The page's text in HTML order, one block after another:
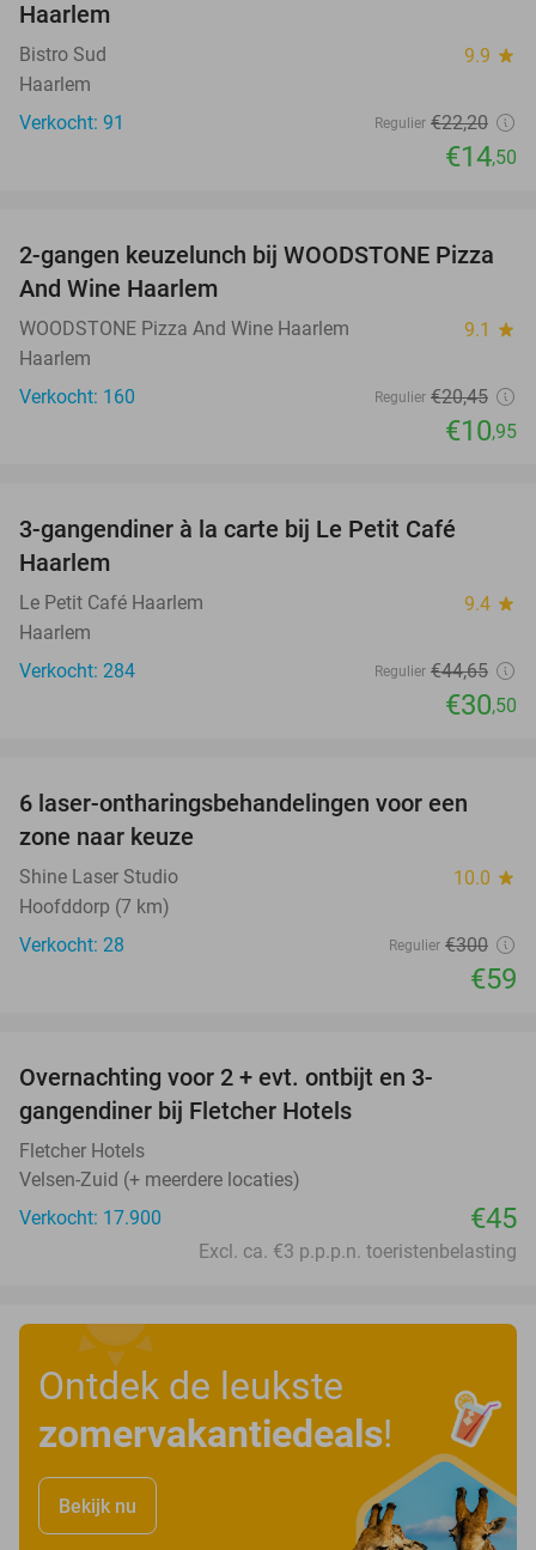
Haarlem
Bistro Sud 9.9 star
Haarlem
Verkocht: 91
Regulier €22,20
€14,50
46%
2-gangen keuzelunch bij WOODSTONE Pizza
And Wine Haarlem
WOODSTONE Pizza And Wine Haarlem 9.1 star
Haarlem
Verkocht: 160
Regulier €20,45
€10,95
3-gangendiner à la carte bij Le Petit Café
Haarlem
Le Petit Café Haarlem 9.4 star
Haarlem
Verkocht: 284
Regulier €44,65
€30,50
80%
6 laser-ontharingsbehandelingen voor een
zone naar keuze
Shine Laser Studio 10.0 star
Hoofddorp (7 km)
Verkocht: 28
Regulier €300
€59
Overnachting voor 2 + evt. ontbijt en 3-
gangendiner bij Fletcher Hotels
Fletcher Hotels
Velsen-Zuid (+ meerdere locaties)
Verkocht: 17.900
€45
Excl. ca. €3 p.p.p.n. toeristenbelasting
Ontdek de leukste
zomervakantiedeals!
Bekijk nu